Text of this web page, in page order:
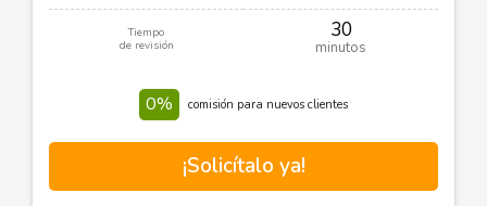
Tiempo
de revisión
30
minutos
0% comisión para nuevos clientes
¡Solicítalo ya!